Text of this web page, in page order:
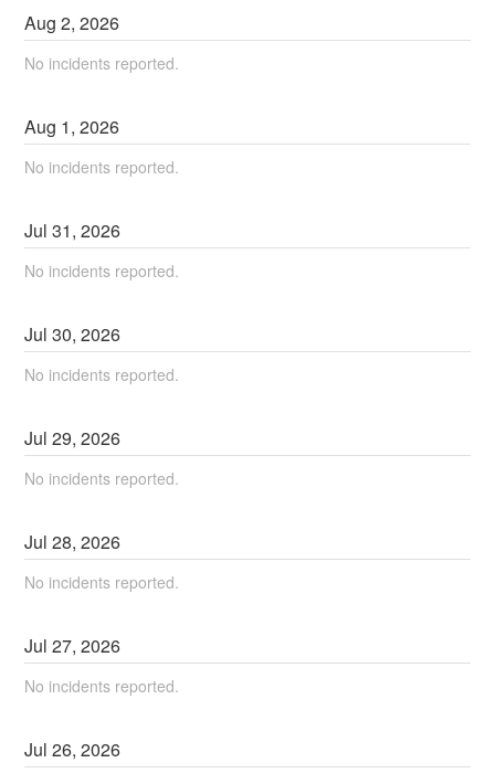
Aug2,2026
No incidents reported.
Aug 1,2026
No incidents reported.
Jul31,2026
No incidents reported.
Jul30,2026
No incidents reported.
Jul29,2026
No incidents reported.
Jul28,2026
No incidents reported.
Jul27,2026
No incidents reported.
Jul26,2026